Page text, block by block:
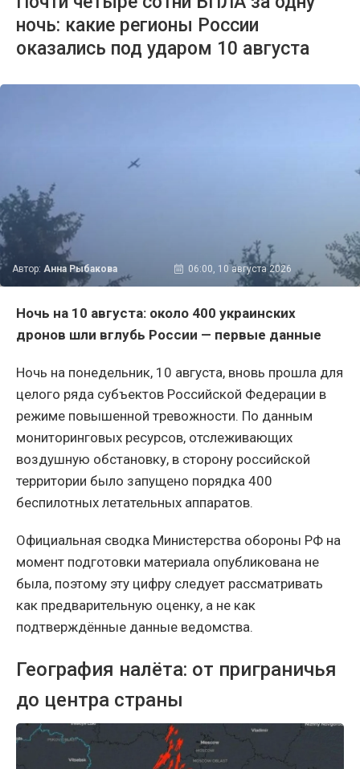
ночь: какие регионы России
оказались под ударом 10 августа
Автор: Анна Рыбакова 06:00, 10 августа 2026
Ночь на 10 августа: около 400 украинских
дронов шли вглубь России — первые данные
Ночь на понедельник, 10 августа, вновь прошла для
целого ряда субъектов Российской Федерации в
режиме повышенной тревожности. По данным
мониторинговых ресурсов, отслеживающих
воздушную обстановку, в сторону российской
территории было запущено порядка 400
беспилотных летательных аппаратов.
Официальная сводка Министерства обороны РФ на
момент подготовки материала опубликована не
была, поэтому эту цифру следует рассматривать
как предварительную оценку, а не как
подтверждённые данные ведомства.
География налёта: от приграничья
до центра страны